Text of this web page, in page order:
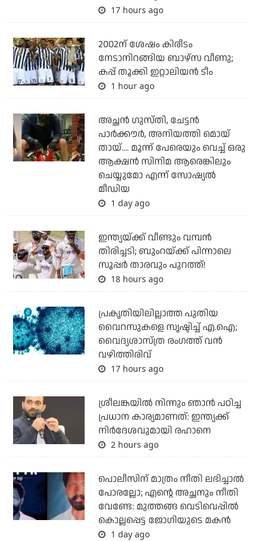
17 hours ago
2002ന് ശേഷം കിരീടം
നേടാനിറങ്ങിയ ബാഴ്സ വീണു;
കപ്പ് തൂക്കി ഇറ്റാലിയൻ ടീം
1 hour ago
അച്ഛന്‍ ഗുസ്തി, ചേട്ടന്‍
പാര്‍ക്കൗര്‍, അനിയത്തി മൊയ്
തായ്.... മൂന്ന് പേരെയും വെച്ച് ഒരു
ആക്ഷന്‍ സിനിമ ആരെങ്കിലും
ചെയ്യുമോ എന്ന് സോഷ്യല്‍
മീഡിയ
1 day ago
ഇന്ത്യയ്ക്ക് വീണ്ടും വമ്പന്‍
തിരിച്ചടി; ബുംറയ്ക്ക് പിന്നാലെ
സൂപ്പര്‍ താരവും പുറത്ത്!
18 hours ago
പ്രകൃതിയിലില്ലാത്ത പുതിയ
വൈറസുകളെ സൃഷ്ടിച്ച് എ.ഐ;
വൈദ്യശാസ്ത്ര രംഗത്ത് വന്‍
വഴിത്തിരിവ്
17 hours ago
ശ്രീലങ്കയില്‍ നിന്നും ഞാന്‍ പഠിച്ച
പ്രധാന കാര്യമാണത്: ഇന്ത്യക്ക്
നിര്‍ദേശവുമായി രഹാനെ
2 hours ago
പൊലീസിന് മാത്രം നീതി ലഭിച്ചാല്‍
പോരല്ലോ; എന്റെ അച്ഛനും നീതി
വേണ്ടേ: മുത്തങ്ങ വെടിവെപ്പില്‍
കൊല്ലപ്പെട്ട ജോഗിയുടെ മകന്‍
1 day ago